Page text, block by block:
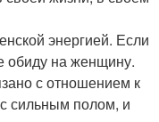
энергией. Если
обиду на женщину.
с отношением к
сильным полом, и